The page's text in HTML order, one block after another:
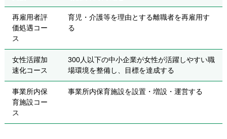
再雇用者評
価処遇コー
ス
育児・介護等を理由とする離職者を再雇用す
る
女性活躍加
速化コース
300人以下の中小企業が女性が活躍しやすい職
場環境を整備し、目標を達成する
事業所内保
育施設コー
ス
事業所内保育施設を設置・増設・運営する